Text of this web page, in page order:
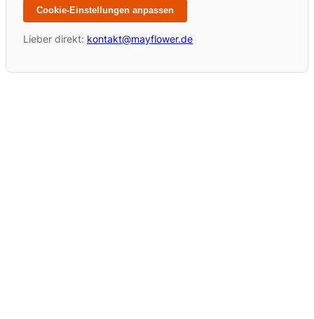
Cookie-Einstellungen anpassen
Lieber direkt: kontakt@mayflower.de